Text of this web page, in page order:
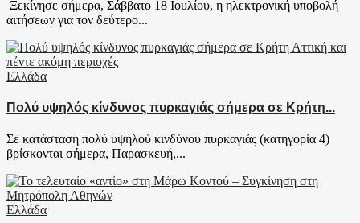
Ξεκίνησε σήμερα, Σάββατο 18 Ιουλίου, η ηλεκτρονική υποβολή
αιτήσεων για τον δεύτερο...
Ελλάδα
Πολύ υψηλός κίνδυνος πυρκαγιάς σήμερα σε Κρήτη...
Σε κατάσταση πολύ υψηλού κινδύνου πυρκαγιάς (κατηγορία 4)
βρίσκονται σήμερα, Παρασκευή,...
Ελλάδα